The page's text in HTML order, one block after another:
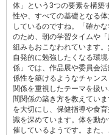
体」という3つの要素を構築
性や、すべての基礎となる
しているのですね。「確か
のため、朝の学習タイムや
組みもおこなわれています
自発的に勉強したくなる環
係」では、作品展や委員会
係性を築けるようなチャン
関係を重視したテーマを扱
間関係の築き方を教えてい
を大切にし、保健指導や食
識を深めています。体を動
催しているようです。また